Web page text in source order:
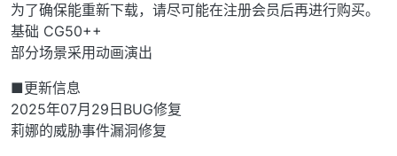
为了确保能重新下载，请尽可能在注册会员后再进行购买。
基础 CG50++
部分场景采用动画演出
■更新信息
2025年07月29日BUG修复
莉娜的威胁事件漏洞修复